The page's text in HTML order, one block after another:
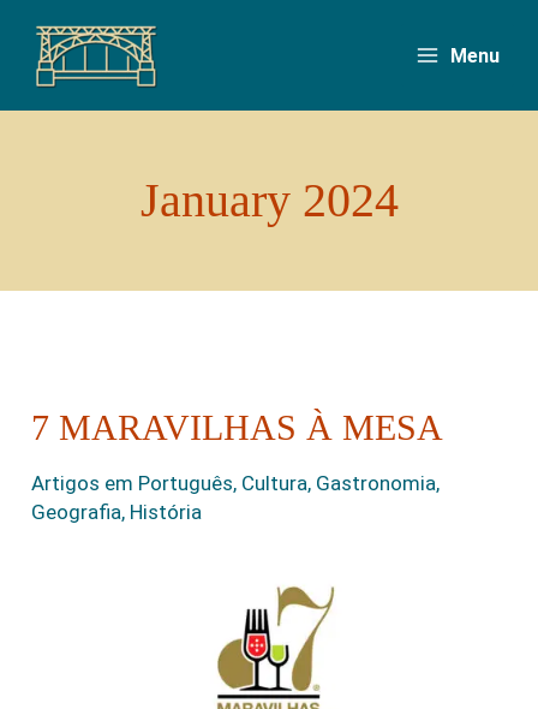
content
Menu
January 2024
7 MARAVILHAS À MESA
Artigos em Português, Cultura, Gastronomia,
Geografia, História
7
à